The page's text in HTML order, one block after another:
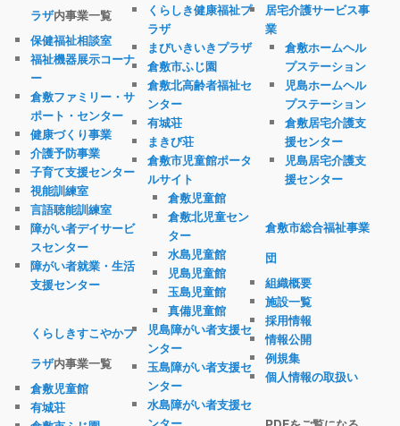
ラザ内事業一覧
保健福祉相談室
福祉機器展示コーナ
ー
倉敷ファミリー・サ
ポート・センター
健康づくり事業
介護予防事業
子育て支援センター
視能訓練室
言語聴能訓練室
障がい者デイサービ
スセンター
障がい者就業・生活
支援センター
くらしきすこやかプ
ラザ内事業一覧
倉敷児童館
有城荘
くらしき健康福祉プ
ラザ
まびいきいきプラザ
倉敷市ふじ園
倉敷北高齢者福祉セ
ンター
有城荘
まきび荘
倉敷市児童館ポータ
ルサイト
倉敷児童館
倉敷北児童セン
ター
水島児童館
児島児童館
玉島児童館
真備児童館
児島障がい者支援セ
ンター
玉島障がい者支援セ
ンター
水島障がい者支援セ
居宅介護サービス事
業
倉敷ホームヘル
プステーション
児島ホームヘル
プステーション
倉敷居宅介護支
援センター
児島居宅介護支
援センター
倉敷市総合福祉事業
団
組織概要
施設一覧
採用情報
情報公開
例規集
個人情報の取扱い